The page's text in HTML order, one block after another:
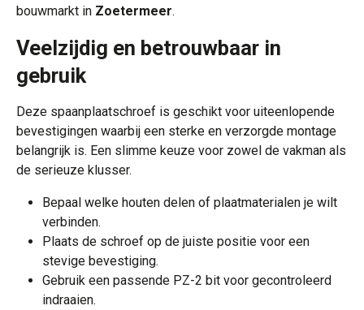
bouwmarkt in Zoetermeer.
Veelzijdig en betrouwbaar in
gebruik
Deze spaanplaatschroef is geschikt voor uiteenlopende
bevestigingen waarbij een sterke en verzorgde montage
belangrijk is. Een slimme keuze voor zowel de vakman als
de serieuze klusser.
Bepaal welke houten delen of plaatmaterialen je wilt
verbinden.
Plaats de schroef op de juiste positie voor een
stevige bevestiging.
Gebruik een passende PZ-2 bit voor gecontroleerd
indraaien.